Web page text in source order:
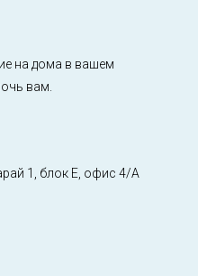
на дома в вашем
вам.
1, блок Е, офис 4/А